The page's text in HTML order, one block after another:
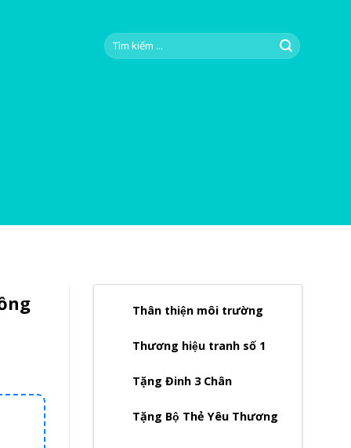
Tìm
kiếm:
Thân thiện môi trường
Thương hiệu tranh số 1
Tặng Đinh 3 Chân
Tặng Bộ Thẻ Yêu Thương